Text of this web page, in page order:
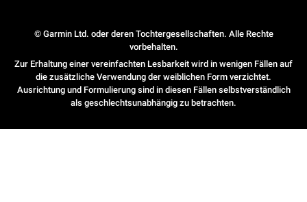
© Garmin Ltd. oder deren Tochtergesellschaften. Alle Rechte
vorbehalten.
Zur Erhaltung einer vereinfachten Lesbarkeit wird in wenigen Fällen auf
die zusätzliche Verwendung der weiblichen Form verzichtet.
Ausrichtung und Formulierung sind in diesen Fällen selbstverständlich
als geschlechtsunabhängig zu betrachten.